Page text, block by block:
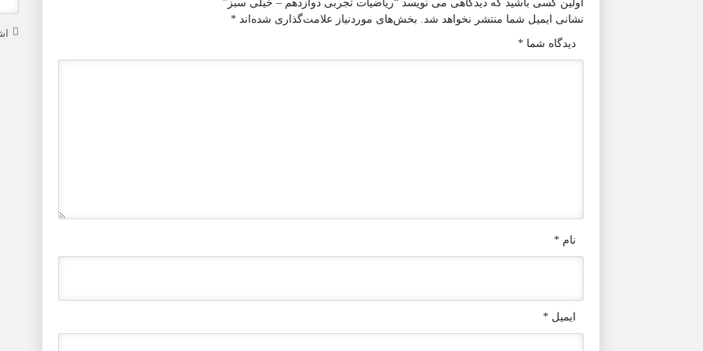
اولین کسی باشید که دیدگاهی می نویسد “ریاضیات تجربی دوازدهم – خیلی سبز”
نشانی ایمیل شما منتشر نخواهد شد.
بخش‌های موردنیاز علامت‌گذاری شده‌اند *
دیدگاه شما *
نام *
ایمیل *